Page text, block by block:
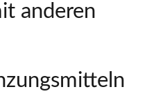
anderen